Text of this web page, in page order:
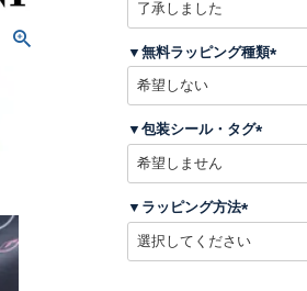
▼無料ラッピング種類
)
▼包装シール・タグ
)
▼ラッピング方法